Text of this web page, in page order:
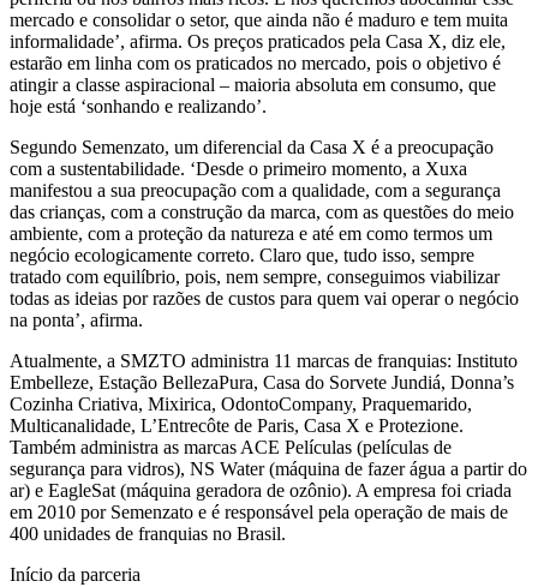
mercado e consolidar o setor, que ainda não é maduro e tem muita
informalidade’, afirma. Os preços praticados pela Casa X, diz ele,
estarão em linha com os praticados no mercado, pois o objetivo é
atingir a classe aspiracional – maioria absoluta em consumo, que
hoje está ‘sonhando e realizando’.
Segundo Semenzato, um diferencial da Casa X é a preocupação
com a sustentabilidade. ‘Desde o primeiro momento, a Xuxa
manifestou a sua preocupação com a qualidade, com a segurança
das crianças, com a construção da marca, com as questões do meio
ambiente, com a proteção da natureza e até em como termos um
negócio ecologicamente correto. Claro que, tudo isso, sempre
tratado com equilíbrio, pois, nem sempre, conseguimos viabilizar
todas as ideias por razões de custos para quem vai operar o negócio
na ponta’, afirma.
Atualmente, a SMZTO administra 11 marcas de franquias: Instituto
Embelleze, Estação BellezaPura, Casa do Sorvete Jundiá, Donna’s
Cozinha Criativa, Mixirica, OdontoCompany, Praquemarido,
Multicanalidade, L’Entrecôte de Paris, Casa X e Protezione.
Também administra as marcas ACE Películas (películas de
segurança para vidros), NS Water (máquina de fazer água a partir do
ar) e EagleSat (máquina geradora de ozônio). A empresa foi criada
em 2010 por Semenzato e é responsável pela operação de mais de
400 unidades de franquias no Brasil.
Início da parceria